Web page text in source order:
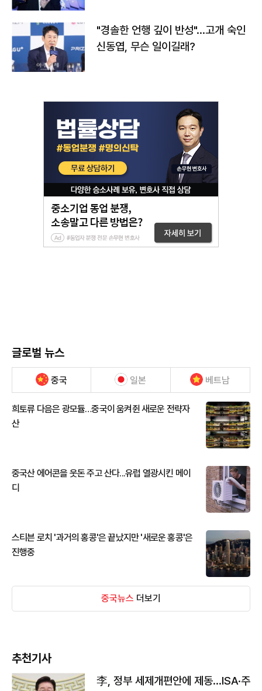
"경솔한 언행 깊이 반성"…고개 숙인
신동엽, 무슨 일이길래?
글로벌 뉴스
중국 일본 베트남
희토류 다음은 광모듈…중국이 움켜쥔 새로운 전략자
산
중국산 에어콘을 웃돈 주고 산다...유럽 열광시킨 메이
디
스티븐 로치 '과거의 홍콩'은 끝났지만 '새로운 홍콩'은
진행중
중국뉴스 더보기
추천기사
李, 정부 세제개편안에 제동…ISA·주